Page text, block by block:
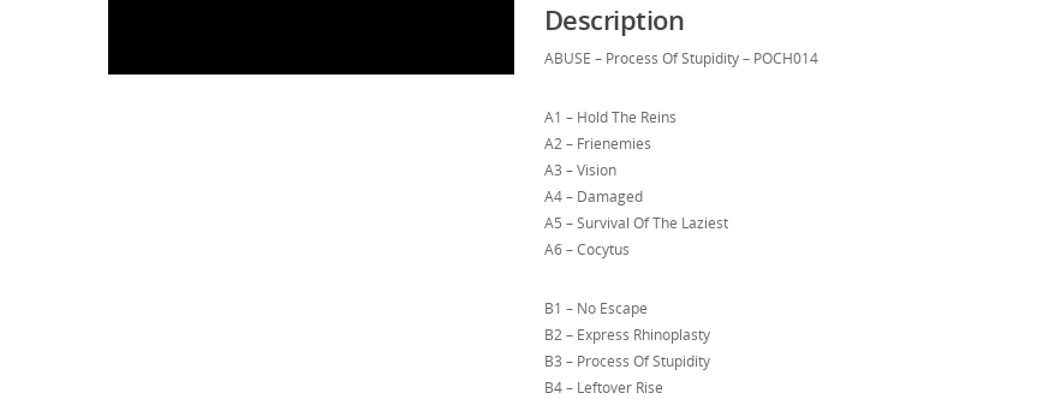
Description
ABUSE – Process Of Stupidity – POCH014
A1 – Hold The Reins
A2 – Frienemies
A3 – Vision
A4 – Damaged
A5 – Survival Of The Laziest
A6 – Cocytus
B1 – No Escape
B2 – Express Rhinoplasty
B3 – Process Of Stupidity
B4 – Leftover Rise